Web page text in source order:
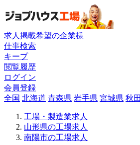
求人掲載希望の企業様
仕事検索
キープ
閲覧履歴
ログイン
会員登録
全国 北海道 青森県 岩手県 宮城県 秋
工場・製造業求人
山形県の工場求人
南陽市の工場求人